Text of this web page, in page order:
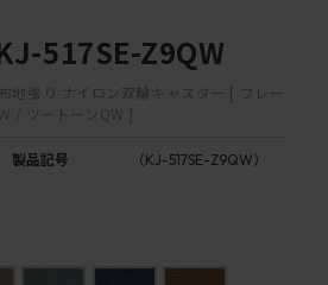
517SE-Z9QW
地張り ナイロン双輪キャスター [ フレー
/ ツートーンQW ]
製品記号 （KJ-517SE-Z9QW）